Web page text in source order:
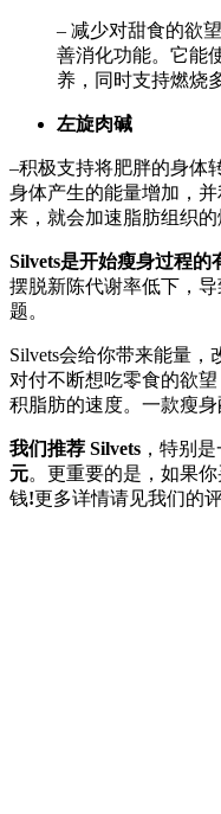
– 减少对甜食的欲
善消化功能。它能
养，同时支持燃烧
左旋肉碱
–积极支持将肥胖的身体
身体产生的能量增加，
来，就会加速脂肪组织的
Silvets是开始瘦身过程的
摆脱新陈代谢率低下，
题。
Silvets会给你带来能量
对付不断想吃零食的欲
积脂肪的速度。一款瘦
我们推荐 Silvets ，特别
元。更重要的是，如果
钱!更多详情请见我们的